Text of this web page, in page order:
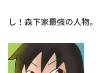
し！森下家最強の人物。